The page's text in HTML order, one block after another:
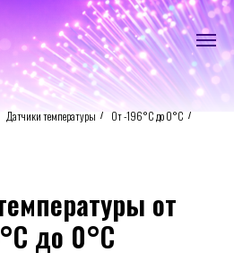
Датчики температуры / От -196°С до 0°С /
от
до 0°С